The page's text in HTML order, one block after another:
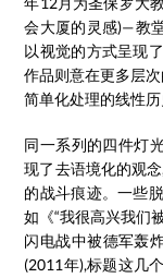
会大厦的灵感)—教
以视觉的方式呈现
作品则意在更多层
简单化处理的线性历
同一系列的四件灯
现了去语境化的观
的战斗痕迹。一些
如《“我很高兴我们
闪电战中被德军轰
(2011年),标题这几